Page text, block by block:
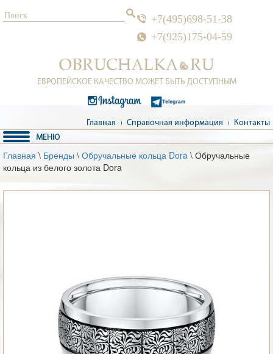
+7(495)698-51-38
+7(925)175-04-59
ЕВРОПЕЙСКОЕ КАЧЕСТВО МОЖЕТ БЫТЬ ДОСТУПНЫМ
Главная Справочная информация Контакты
Главная \ Бренды \ Обручальные кольца Dora \ Обручальные
кольца из белого золота Dora